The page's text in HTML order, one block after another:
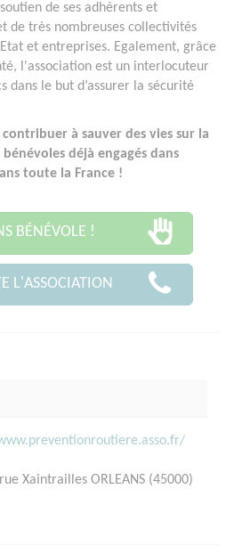
de ses adhérents et
de très nombreuses collectivités
et entreprises. Egalement, grâce
l'association est un interlocuteur
dans le but d’assurer la sécurité
à sauver des vies sur la
déjà engagés dans
toute la France !
BÉNÉVOLE !
L'ASSOCIATION
Xaintrailles ORLEANS (45000)